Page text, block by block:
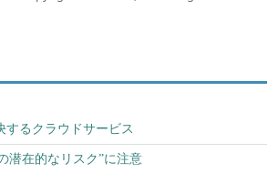
するクラウドサービス
潜在的なリスク”に注意